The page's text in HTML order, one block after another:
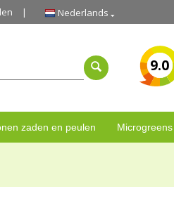
Nederlands
9.0
zaden en peulen